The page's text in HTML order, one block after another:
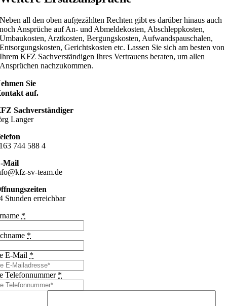
Neben all den oben aufgezählten Rechten gibt es darüber hinaus auch
noch Ansprüche auf An- und Abmeldekosten, Abschleppkosten,
Umbaukosten, Arztkosten, Bergungskosten, Aufwandspauschalen,
Entsorgungskosten, Gerichtskosten etc. Lassen Sie sich am besten von
Ihrem KFZ Sachverständigen Ihres Vertrauens beraten, um allen
Ansprüchen nachzukommen.
Sie
auf.
Sachverständiger
Langer
744 588 4
Mail
sv-team.de
Stunden erreichbar
*
*
E-Mail *
Telefonnummer *